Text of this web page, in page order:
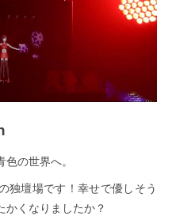
の世界へ。
独壇場です！幸せで優しそう
かくなりましたか？